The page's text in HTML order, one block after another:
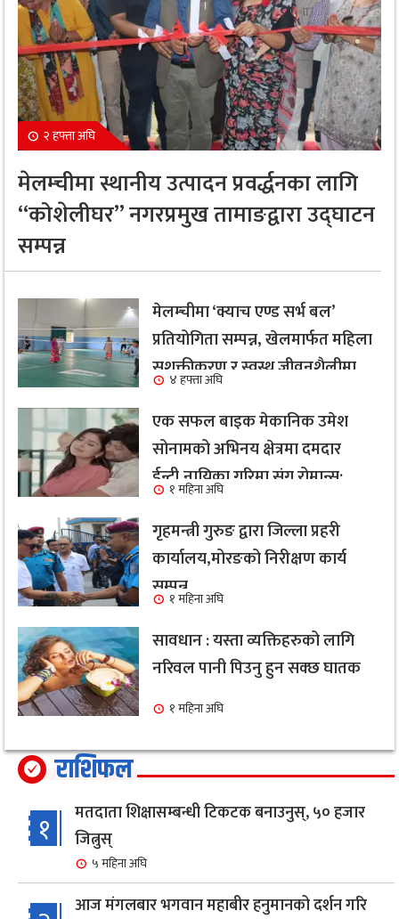
२ हफ्ता अघि
मेलम्चीमा स्थानीय उत्पादन प्रवर्द्धनका लागि
“कोशेलीघर” नगरप्रमुख तामाङद्वारा उद्घाटन
सम्पन्न
मेलम्चीमा ‘क्याच एण्ड सर्भ बल’
प्रतियोगिता सम्पन्न, खेलमार्फत महिला
सशक्तीकरण र स्वस्थ जीवनशैलीमा
जोड
४ हफ्ता अघि
एक सफल बाइक मेकानिक उमेश
सोनामको अभिनय क्षेत्रमा दमदार
ईन्ट्री,नायिका गरिमा संग रोमान्स:
हेर्नुहोस भिडियो ।
१ महिना अघि
गृहमन्त्री गुरुङ द्वारा जिल्ला प्रहरी
कार्यालय,मोरङको निरीक्षण कार्य
सम्पन्न१ महिना अघि
सावधान : यस्ता व्यक्तिहरुको लागि
नरिवल पानी पिउनु हुन सक्छ घातक
१ महिना अघि
राशिफल
१
मतदाता शिक्षासम्बन्धी टिकटक बनाउनुस्, ५० हजार
जित्नुस्
५ महिना अघि
आज मंगलबार भगवान महाबीर हनुमानको दर्शन गरि